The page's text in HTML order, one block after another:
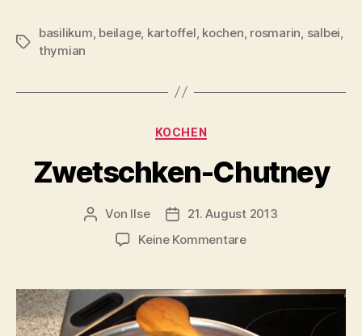
Schlagwörter
basilikum, beilage, kartoffel, kochen, rosmarin, salbei,
thymian
Kategorien
KOCHEN
Zwetschken-Chutney
Beitragsautor
Von Ilse Beitragsdatum
21. August 2013
Keine Kommentarezu